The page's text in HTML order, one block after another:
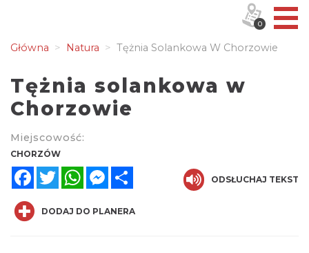
Główna Natura Tężnia Solankowa W Chorzowie
Tężnia solankowa w
Chorzowie
Miejscowość:
CHORZÓW
FacebookTwitterWhatsAppMessenger
ODSŁUCHAJ TEKST
DODAJ DO PLANERA
0